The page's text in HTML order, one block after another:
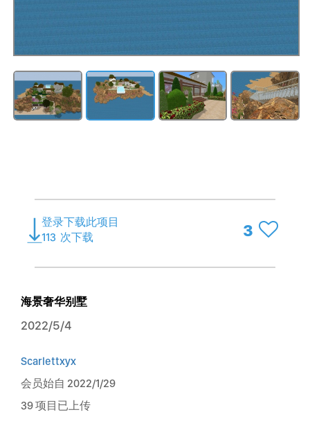
登录下载此项目
113 次下载 3
海景奢华别墅
2022/5/4
Scarlettxyx
会员始自 2022/1/29
39 项目已上传